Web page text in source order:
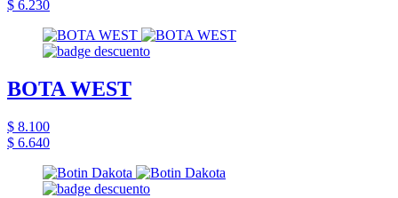
$ 6.230
BOTA WEST
$ 8.100
$ 6.640